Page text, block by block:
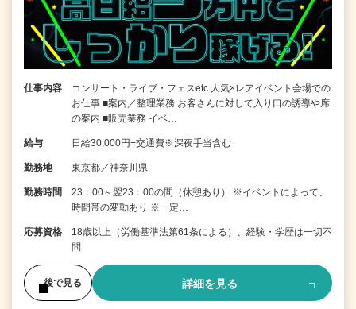
仕事内容
コンサート・ライブ・フェスetc 人気×レアイベント会場での
お仕事 ■案内／整理業務 お客さんに対して入り口の誘導や席
の案内 ■販売業務 イベ…
給与 日給30,000円+交通費※深夜手当含む
勤務地 東京都／神奈川県
勤務時間
23：00～翌23：00の間（休憩あり） ※イベントによって、
時間帯の変動あり ※一定…
応募資格
18歳以上（労働基準法第61条による）、経験・学歴は一切不
問
後で見る 詳細を見る